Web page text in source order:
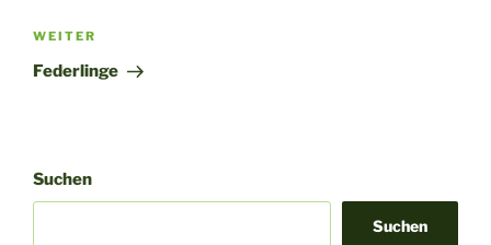
a
t
:
Nächster
Beitrag
WEITER
Federlinge
Suchen
Suchen